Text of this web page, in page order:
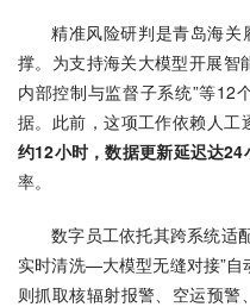
精准风险研判是青岛海关
撑。为支持海关大模型开展智
内部控制与监督子系统”等12
据。此前，这项工作依赖人工
约12小时，数据更新延迟达24
率。
数字员工依托其跨系统适
实时清洗—大模型无缝对接”
则抓取核辐射报警、空运预